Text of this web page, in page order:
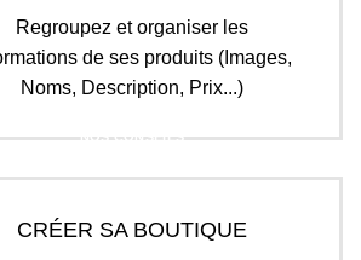
Regroupez et organiser les
de ses produits (Images,
Noms, Description, Prix...)
NOS CONSEILS
CRÉER SA BOUTIQUE